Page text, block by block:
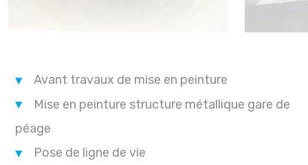
Avant travaux de mise en peinture
Mise en peinture structure métallique gare de
péage
Pose de ligne de vie